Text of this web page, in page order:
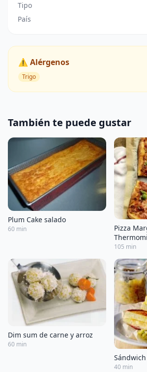
Tipo
País
⚠️ Alérgenos
Trigo
También te puede gustar
Plum Cake salado
60 min
Pizza
105 min
Dim sum de carne y arroz
60 min
40 min